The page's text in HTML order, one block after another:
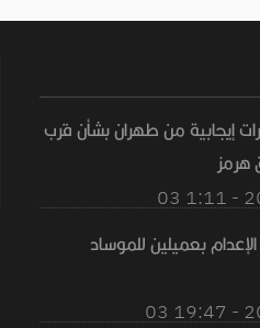
إيجابية من طهران بشأن قرب
هرمز
بعميلين للموساد